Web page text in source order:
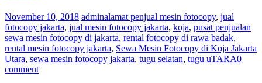
November 10, 2018 adminalamat penjual mesin fotocopy, jual
fotocopy jakarta, jual mesin fotocopy jakarta, koja, pusat penjualan
sewa mesin fotocopy di jakarta, rental fotocopy di rawa badak,
rental mesin fotocopy jakarta, Sewa Mesin Fotocopy di Koja Jakarta
Utara, sewa mesin fotocopy jakarta, tugu selatan, tugu uTARA0
comment